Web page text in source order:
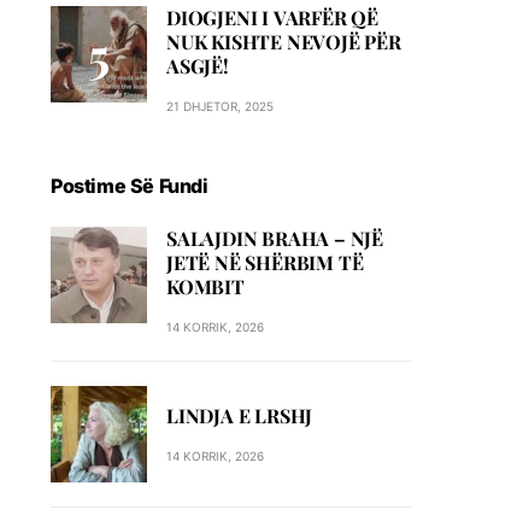
DIOGJENI I VARFËR QË
NUK KISHTE NEVOJË PËR
ASGJË!
21 DHJETOR, 2025
Postime Së Fundi
SALAJDIN BRAHA – NJЁ
JETЁ NЁ SHЁRBIM TЁ
KOMBIT
14 KORRIK, 2026
LINDJA E LRSHJ
14 KORRIK, 2026